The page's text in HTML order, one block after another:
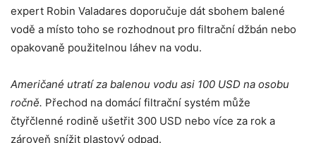
expert Robin Valadares doporučuje dát sbohem balené
vodě a místo toho se rozhodnout pro filtrační džbán nebo
opakovaně použitelnou láhev na vodu.
Američané utratí za balenou vodu asi 100 USD na osobu
ročně. Přechod na domácí filtrační systém může
čtyřčlenné rodině ušetřit 300 USD nebo více za rok a
zároveň snížit plastový odpad.